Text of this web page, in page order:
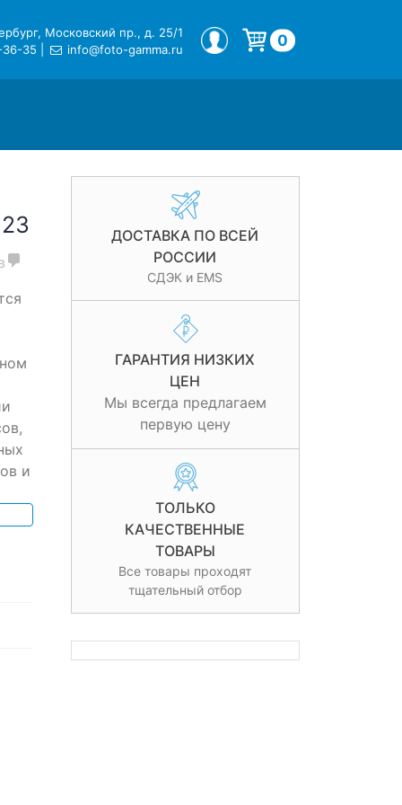
Московский пр., д. 25/1
36-35
info@foto-gamma.ru
МОЙ ПРОФИЛЬ 0
ДОСТАВКА ПО ВСЕЙ
РОССИИ
СДЭК и EMS
ГАРАНТИЯ НИЗКИХ
ЦЕН
Мы всегда предлагаем
первую цену
ТОЛЬКО
КАЧЕСТВЕННЫЕ
ТОВАРЫ
Все товары проходят
тщательный отбор
и